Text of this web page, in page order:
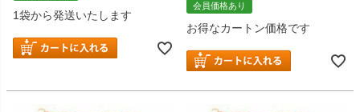
1袋から発送いたします
会員価格あり
お得なカートン価格です